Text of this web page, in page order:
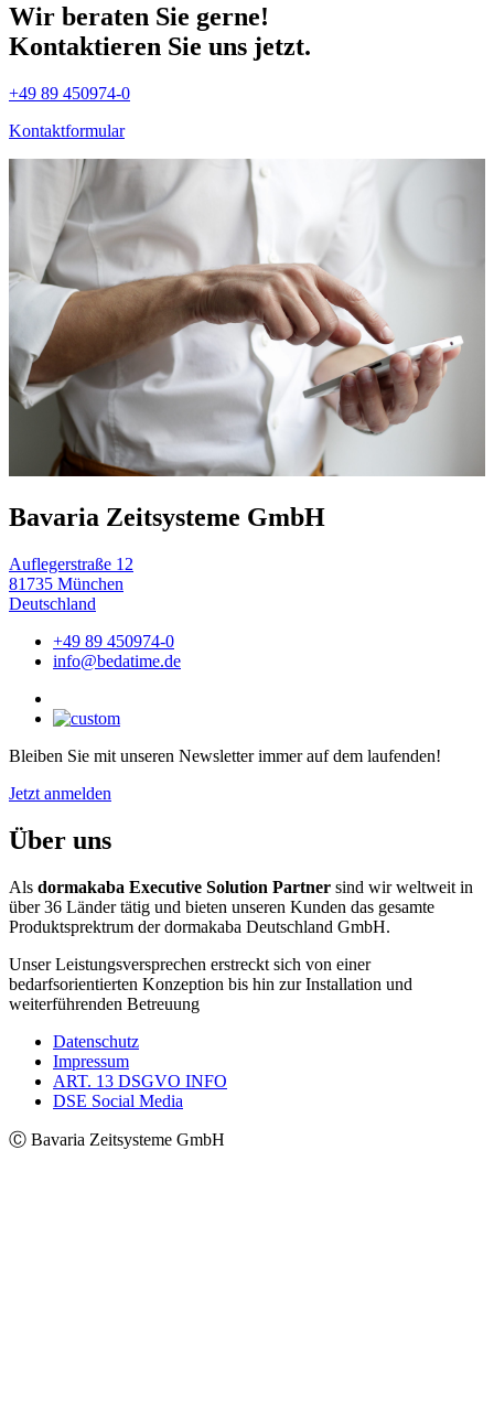
Wir beraten Sie gerne!
Kontaktieren Sie uns jetzt.
+49 89 450974-0
Kontaktformular
Bavaria Zeitsysteme GmbH
Auflegerstraße 12
81735 München
Deutschland
+49 89 450974-0
info@bedatime.de
Bleiben Sie mit unseren Newsletter immer auf dem laufenden!
Jetzt anmelden
Über uns
Als dormakaba Executive Solution Partner sind wir weltweit in
über 36 Länder tätig und bieten unseren Kunden das gesamte
Produktsprektrum der dormakaba Deutschland GmbH.
Unser Leistungsversprechen erstreckt sich von einer
bedarfsorientierten Konzeption bis hin zur Installation und
weiterführenden Betreuung
Datenschutz
Impressum
ART. 13 DSGVO INFO
DSE Social Media
Ⓒ Bavaria Zeitsysteme GmbH